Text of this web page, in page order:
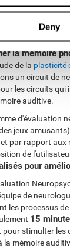
Deny
et de
de
la mémoire
de la plasticité
un circuit de
les circuits qui
auditive.
d'évaluation
jeux
et par rapport aux
de
pour
de
les processus
15
stimulter les
la mémoire